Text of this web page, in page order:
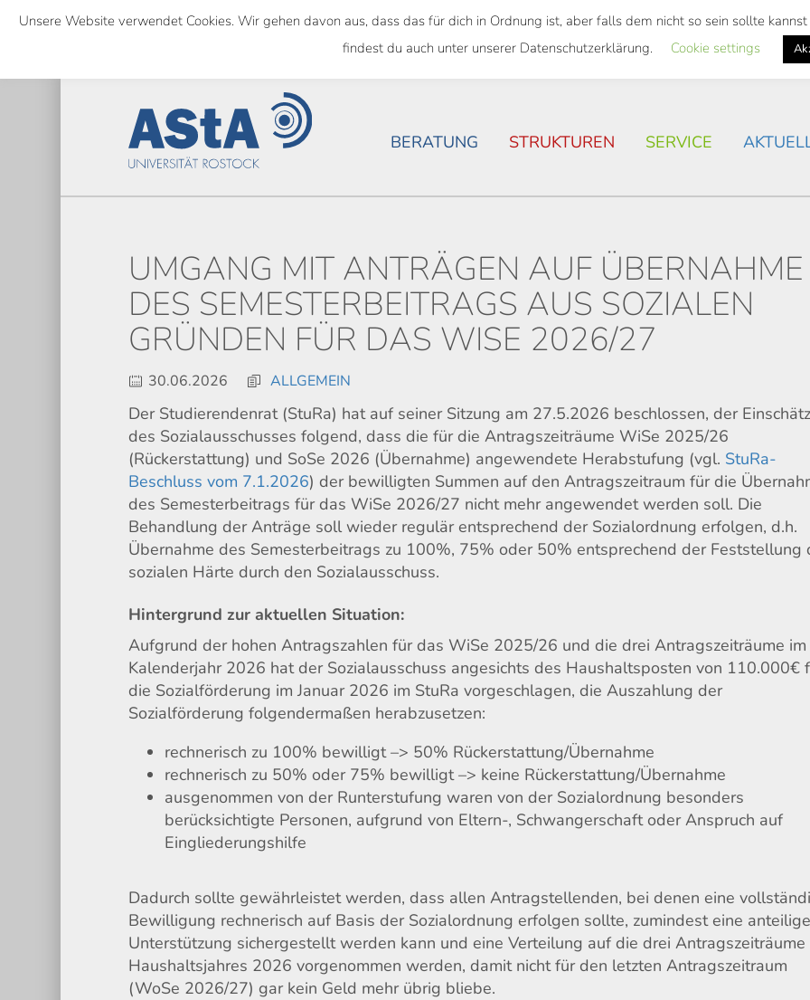
Skip
content
SEMESTERTICKET ALS BUNDESWEITES TICKET
BERATUNG STRUKTUREN SERVICE
UMGANG MIT ANTRÄGEN AUF ÜBERNAHME
DES SEMESTERBEITRAGS AUS SOZIALEN
GRÜNDEN FÜR DAS WISE 2026/27
30.06.2026 ALLGEMEIN
Der Studierendenrat (StuRa) hat auf seiner Sitzung am 27.5.2026 beschlossen, der
des Sozialausschusses folgend, dass die für die Antragszeiträume WiSe 2025/26
(Rückerstattung) und SoSe 2026 (Übernahme) angewendete Herabstufung (vgl. StuRa-
Beschluss vom 7.1.2026) der bewilligten Summen auf den Antragszeitraum für die
des Semesterbeitrags für das WiSe 2026/27 nicht mehr angewendet werden soll. Die
Behandlung der Anträge soll wieder regulär entsprechend der Sozialordnung erfolgen, d.h.
Übernahme des Semesterbeitrags zu 100%, 75% oder 50% entsprechend der Feststellung
sozialen Härte durch den Sozialausschuss.
Hintergrund zur aktuellen Situation:
Aufgrund der hohen Antragszahlen für das WiSe 2025/26 und die drei Antragszeiträume im
Kalenderjahr 2026 hat der Sozialausschuss angesichts des Haushaltsposten von 110.000€
die Sozialförderung im Januar 2026 im StuRa vorgeschlagen, die Auszahlung der
Sozialförderung folgendermaßen herabzusetzen:
rechnerisch zu 100% bewilligt –> 50% Rückerstattung/Übernahme
rechnerisch zu 50% oder 75% bewilligt –> keine Rückerstattung/Übernahme
ausgenommen von der Runterstufung waren von der Sozialordnung besonders
berücksichtigte Personen, aufgrund von Eltern-, Schwangerschaft oder Anspruch auf
Eingliederungshilfe
Dadurch sollte gewährleistet werden, dass allen Antragstellenden, bei denen eine
Bewilligung rechnerisch auf Basis der Sozialordnung erfolgen sollte, zumindest eine anteilige
Unterstützung sichergestellt werden kann und eine Verteilung auf die drei Antragszeiträume
Haushaltsjahres 2026 vorgenommen werden, damit nicht für den letzten Antragszeitraum
(WoSe 2026/27) gar kein Geld mehr übrig bliebe.
Unsere Website verwendet Cookies. Wir gehen davon aus, dass das für dich in Ordnung ist, aber falls dem nicht so sein sollte
findest du auch unter unserer Datenschutzerklärung.
Cookie settings